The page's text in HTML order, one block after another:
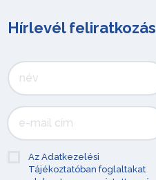
Hírlevél feliratkozás
Az Adatkezelési
Tájékoztatóban foglaltakat